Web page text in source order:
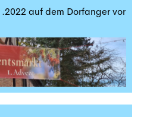
auf dem Dorfanger vor